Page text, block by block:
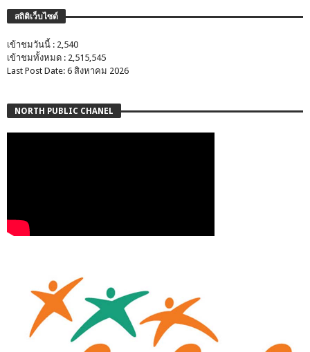
สถิติเว็บไซต์
เข้าชมวันนี้ : 2,540
เข้าชมทั้งหมด : 2,515,545
Last Post Date: 6 สิงหาคม 2026
NORTH PUBLIC CHANEL